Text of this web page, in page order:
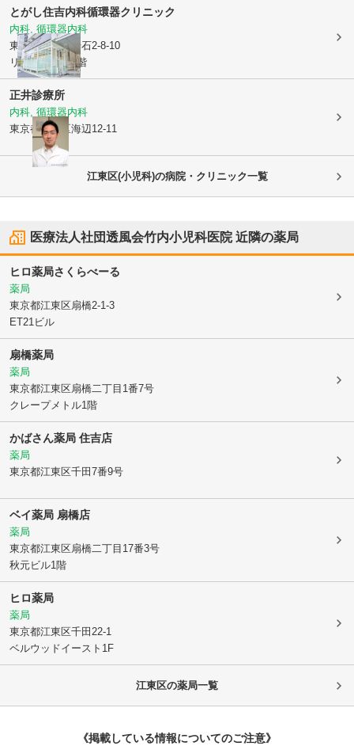
とがし住吉内科循環器クリニック
内科, 循環器内科
東京都江東区千石2-8-10
リオベルジュ1階
正井診療所
内科, 循環器内科
東京都江東区海辺12-11
江東区(小児科)の病院・クリニック一覧
医療法人社団透風会竹内小児科医院近隣の薬局
ヒロ薬局さくらべーる
薬局
東京都江東区扇橋2-1-3
ET21ビル
扇橋薬局
薬局
東京都江東区扇橋二丁目1番7号
クレープメトル1階
かばさん薬局 住吉店
薬局
東京都江東区千田7番9号
ベイ薬局 扇橋店
薬局
東京都江東区扇橋二丁目17番3号
秋元ビル1階
ヒロ薬局
薬局
東京都江東区千田22-1
ベルウッドイースト1F
江東区の薬局一覧
《掲載している情報についてのご注意》